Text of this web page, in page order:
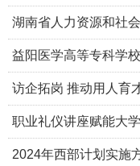
通知
湖南省人力资源和社
业单位公开招聘高校
益阳医学高等专科学
访企拓岗 推动用人育
职业礼仪讲座赋能大
2024年西部计划实施